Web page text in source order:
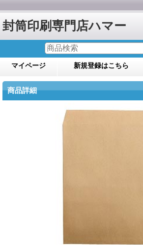
封筒印刷専門店ハマー
マイページ 新規登録はこちら
商品詳細